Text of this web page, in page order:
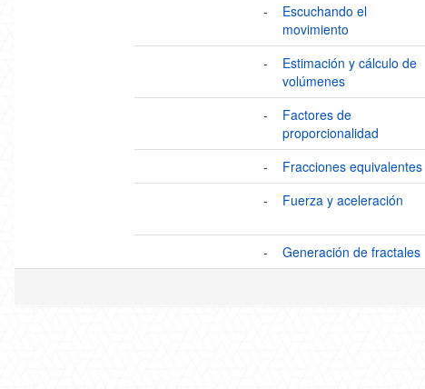
-
Escuchando el
movimiento
-
Estimación y cálculo de
volúmenes
-
Factores de
proporcionalidad
-
Fracciones equivalentes
-
Fuerza y aceleración
-
Generación de fractales